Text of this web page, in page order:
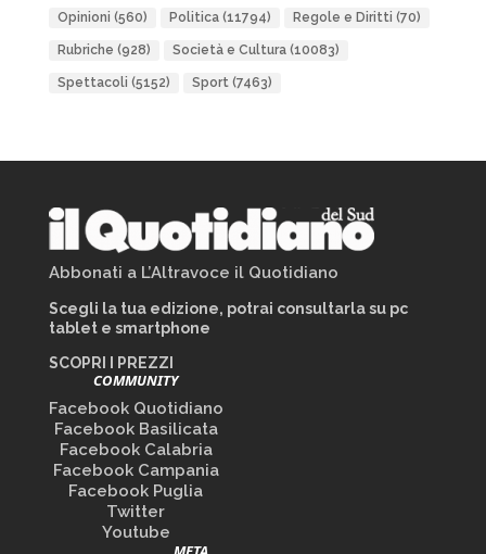
Opinioni (560) Politica(11794) Regole e Diritti (70)
Rubriche (928) Società e Cultura(10083)
Spettacoli (5152) Sport(7463)
Abbonati a L’Altravoce il Quotidiano
Scegli la tua edizione, potrai consultarla su pc
tablet e smartphone
SCOPRI I PREZZI
COMMUNITY
Facebook Quotidiano
Facebook Basilicata
Facebook Calabria
Facebook Campania
Facebook Puglia
Twitter
Youtube